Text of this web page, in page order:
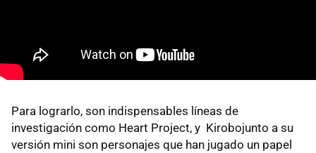
Para lograrlo, son indispensables líneas de
investigación como Heart Project, y Kirobojunto a su
versión mini son personajes que han jugado un papel